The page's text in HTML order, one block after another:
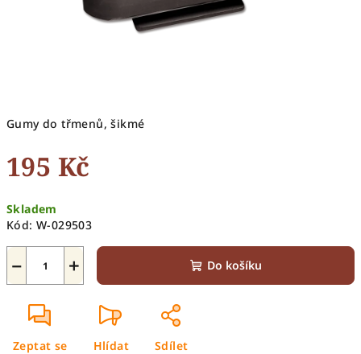
Gumy do třmenů, šikmé
195 Kč
cena:
Skladem
Kód: W-029503
+
− Do košíku
Zeptat se Hlídat Sdílet